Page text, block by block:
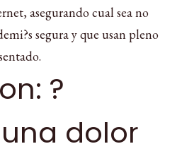
asegurando cual sea no
segura y que usan pleno
?
dolor